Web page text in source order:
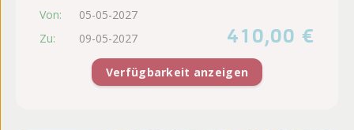
Von:
05-05-2027
Zu:
09-05-2027 410,00 €
Verfügbarkeit anzeigen